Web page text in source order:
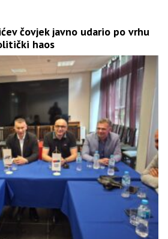
čovjek javno udario po vrhu
haos